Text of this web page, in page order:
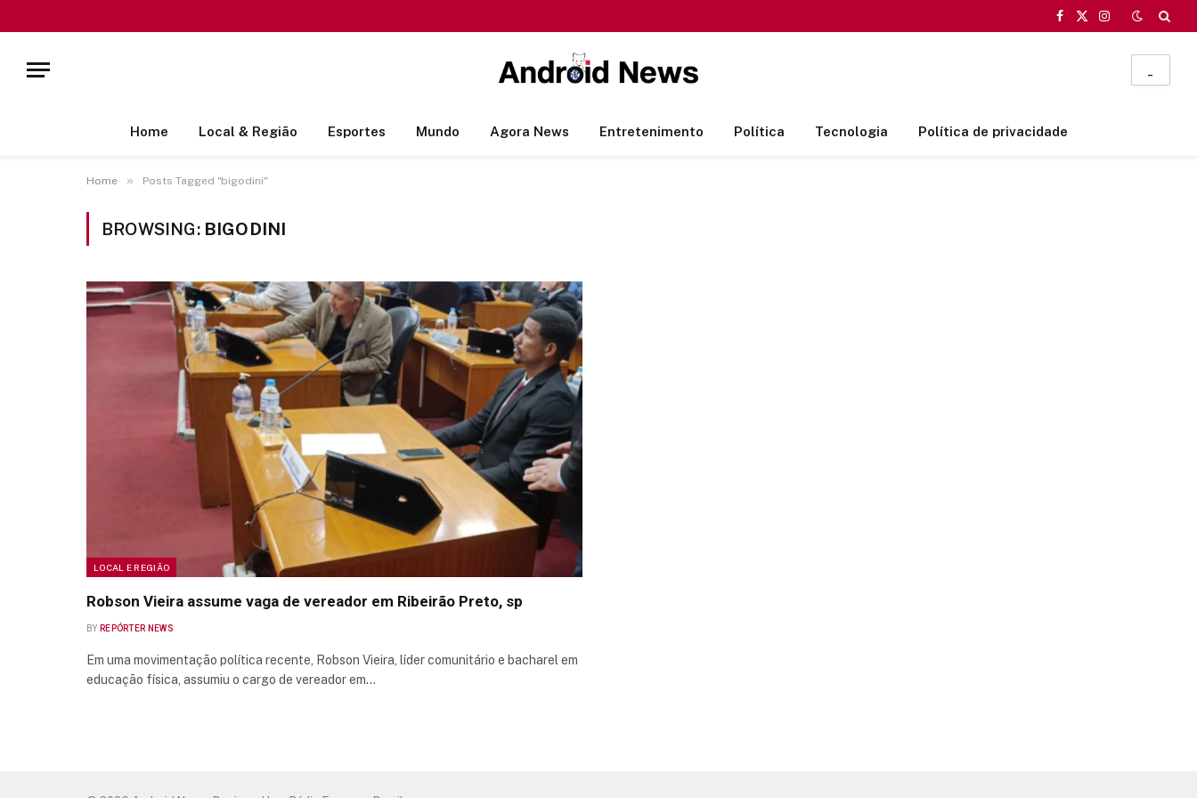
Facebook
X
Instagram
Home Local & Região Esportes Mundo Agora News Entretenimento Política Tecnologia Política de privacidade
Home » Posts Tagged "bigodini"
BROWSING: BIGODINI
LOCAL E REGIÃO
Robson Vieira assume vaga de vereador em Ribeirão Preto, sp
BY REPÓRTER NEWS
Em uma movimentação política recente, Robson Vieira, líder comunitário e bacharel em
educação física, assumiu o cargo de vereador em…